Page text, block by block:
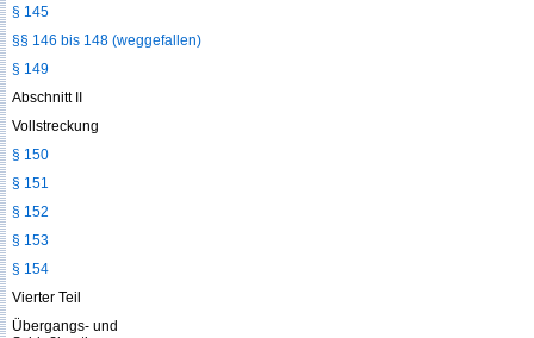
§ 145
§§ 146 bis 148 (weggefallen)
§ 149
Abschnitt II
Vollstreckung
§ 150
§ 151
§ 152
§ 153
§ 154
Vierter Teil
Übergangs- und